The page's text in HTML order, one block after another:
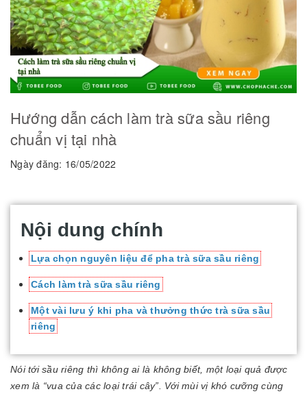
Hướng dẫn cách làm trà sữa sầu riêng
chuẩn vị tại nhà
Ngày đăng: 16/05/2022
Nội dung chính
Lựa chọn nguyên liệu để pha trà sữa sầu riêng
Cách làm trà sữa sầu riêng
Một vài lưu ý khi pha và thưởng thức trà sữa sầu
riêng
Nói tới sầu riêng thì không ai là không biết, một loại quả được
xem là “vua của các loại trái cây”. Với mùi vị khó cưỡng cùng